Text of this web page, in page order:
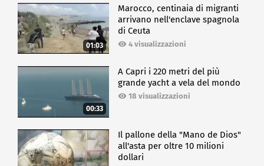
01:03
Marocco, centinaia di migranti
arrivano nell'enclave spagnola
di Ceuta
4 visualizzazioni
00:33
A Capri i 220 metri del più
grande yacht a vela del mondo
18 visualizzazioni
Il pallone della "Mano de Dios"
all'asta per oltre 10 milioni
dollari